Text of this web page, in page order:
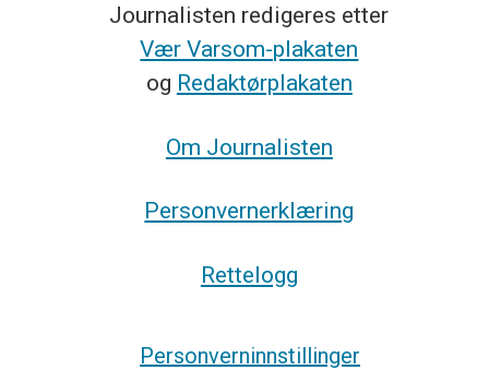
Journalisten redigeres etter
Vær Varsom-plakaten
og Redaktørplakaten
Om Journalisten
Personvernerklæring
Rettelogg
Personverninnstillinger